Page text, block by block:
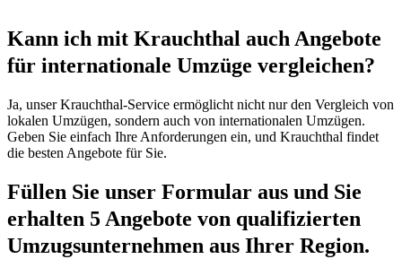
Kann ich mit Krauchthal auch Angebote
für internationale Umzüge vergleichen?
Ja, unser Krauchthal-Service ermöglicht nicht nur den Vergleich von
lokalen Umzügen, sondern auch von internationalen Umzügen.
Geben Sie einfach Ihre Anforderungen ein, und Krauchthal findet
die besten Angebote für Sie.
Füllen Sie unser Formular aus und Sie
erhalten 5 Angebote von qualifizierten
Umzugsunternehmen aus Ihrer Region.